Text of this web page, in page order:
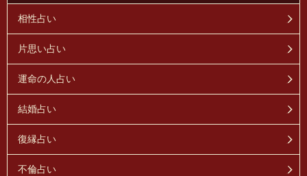
相性占い
片思い占い
運命の人占い
結婚占い
復縁占い
不倫占い